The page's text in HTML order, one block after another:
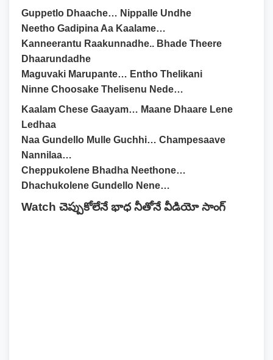
Guppetlo Dhaache… Nippalle Undhe
Neetho Gadipina Aa Kaalame…
Kanneerantu Raakunnadhe.. Bhade Theere
Dhaarundadhe
Maguvaki Marupante… Entho Thelikani
Ninne Choosake Thelisenu Nede…
Kaalam Chese Gaayam… Maane Dhaare Lene
Ledhaa
Naa Gundello Mulle Guchhi… Champesaave
Nannilaa…
Cheppukolene Bhadha Neethone…
Dhachukolene Gundello Nene…
Watch చెప్పుకోలేనే భాధ నీతోనే వీడియో సాంగ్